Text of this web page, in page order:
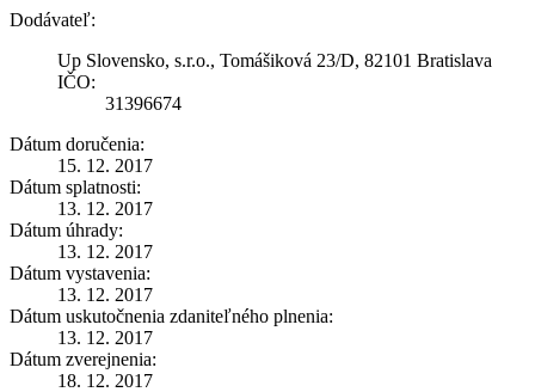
Dodávateľ:
Up Slovensko, s.r.o., Tomášiková 23/D, 82101 Bratislava
IČO:
31396674
Dátum doručenia:
15. 12. 2017
Dátum splatnosti:
13. 12. 2017
Dátum úhrady:
13. 12. 2017
Dátum vystavenia:
13. 12. 2017
Dátum uskutočnenia zdaniteľného plnenia:
13. 12. 2017
Dátum zverejnenia:
18. 12. 2017